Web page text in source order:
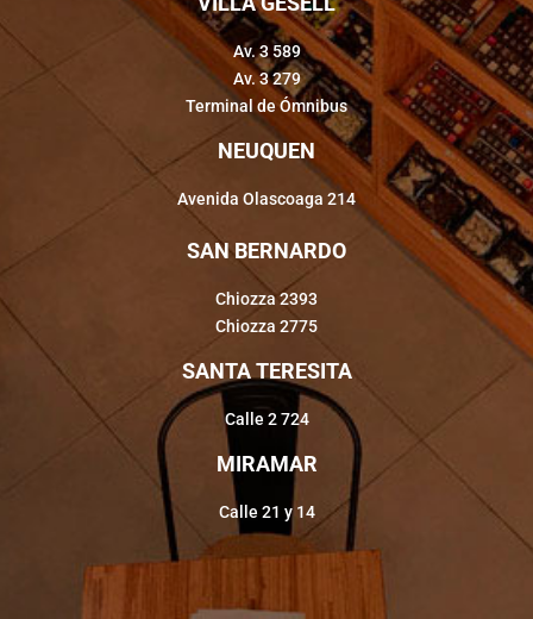
Av. 3 589
Av. 3 279
Terminal de Ómnibus
NEUQUEN
Avenida Olascoaga 214
SAN BERNARDO
Chiozza 2393
Chiozza 2775
SANTA TERESITA
Calle 2 724
MIRAMAR
Calle 21 y 14